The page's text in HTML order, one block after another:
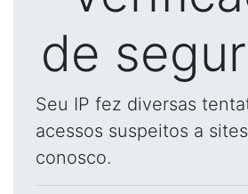
de
Seu IP fez diversas
acessos suspeitos a
conosco.